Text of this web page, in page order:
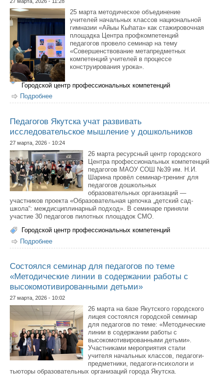
25 марта методическое объединение
учителей начальных классов национальной
гимназии «Айыы Кыhата» как стажировочная
площадка Центра профкомпетенций
педагогов провело семинар на тему
«Совершенствование метапредметных
компетенций учителей в процессе
конструирования урока».
Городской центр профессиональных компетенций
Подробнее
опыт работы по развитию метапредметных
Педагогов Якутска учат развивать
исследовательское мышление у дошкольников
27 марта, 2026 - 10:24
26 марта ресурсный центр городского
Центра профессиональных компетенций
педагогов МАОУ СОШ №39 им. Н.И.
Шарина провёл семинар-тренинг для
педагогов дошкольных
образовательных организаций —
участников проекта «Образовательная цепочка „детский сад-
школа“: междисциплинарный подход». В семинаре приняли
участие 30 педагогов пилотных площадок СМО.
Городской центр профессиональных компетенций
Подробнее
исследовательское мышление у дошкольников
Состоялся семинар для педагогов по теме
«Методические линии в содержании работы с
высокомотивированными детьми»
27 марта, 2026 - 10:02
26 марта на базе Якутского городского
лицея состоялся городской семинар
для педагогов по теме: «Методические
линии в содержании работы с
высокомотивированными детьми».
Участниками мероприятия стали
учителя начальных классов, педагоги-
предметники, педагоги-психологи и
тьюторы образовательных организаций города Якутска.